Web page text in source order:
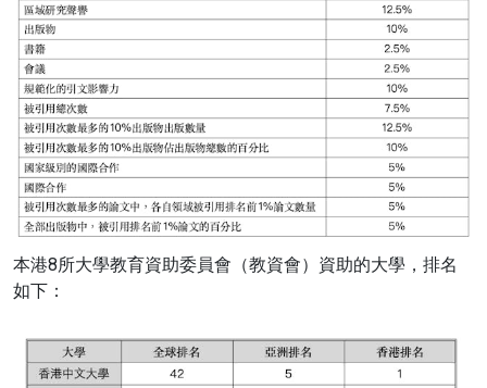
本港8所大學教育資助委員會（教資會）資助的大學，排名
如下：